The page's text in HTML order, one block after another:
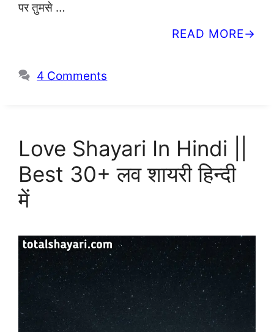
पर तुमसे …
READ MORE
4 Comments
Love Shayari In Hindi ||
Best 30+ लव शायरी हिन्दी
में